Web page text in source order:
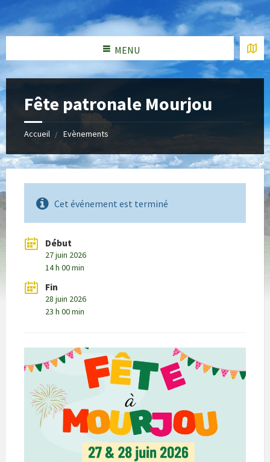
MENU
Fête patronale Mourjou
Accueil Evènements
Cet événement est terminé
Début
27 juin 2026
14 h 00 min
Fin
28 juin 2026
23 h 00 min